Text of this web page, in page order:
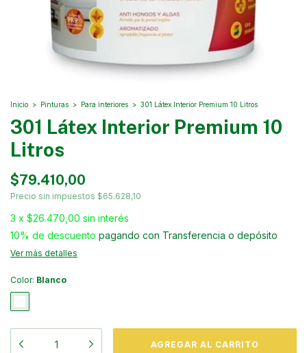
Inicio > Pinturas > Para interiores > 301 Látex Interior Premium 10 Litros
301 Látex Interior Premium 10
Litros
$79.410,00
Precio sin impuestos $65.628,10
3 x $26.470,00 sin interés
10% de descuento pagando con Transferencia o depósito
Ver más detalles
Color: Blanco